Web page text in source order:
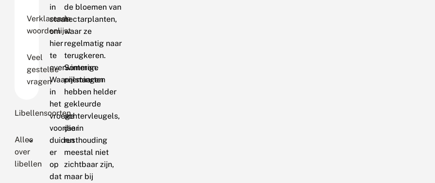
Verklarende
woordenlijst
Veel
gestelde
vragen
Libellensoorten
Alles
over
libellen
in
staat
om
hier
te
overwinteren.
Waarnemingen
in
het
vroege
voorjaar
duiden
er
op
dat
de bloemen van
nectarplanten,
waar ze
regelmatig naar
terugkeren.
Sommige
pijlstaarten
hebben helder
gekleurde
achtervleugels,
die in
rusthouding
meestal niet
zichtbaar zijn,
maar bij